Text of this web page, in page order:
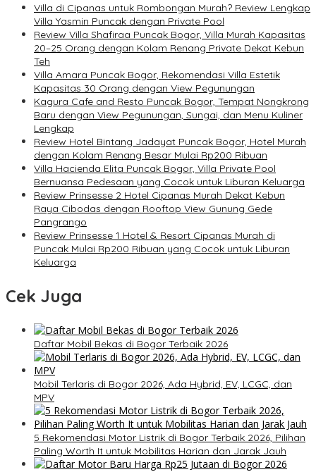
Villa di Cipanas untuk Rombongan Murah? Review Lengkap
Villa Yasmin Puncak dengan Private Pool
Review Villa Shafiraa Puncak Bogor, Villa Murah Kapasitas
20–25 Orang dengan Kolam Renang Private Dekat Kebun
Teh
Villa Amara Puncak Bogor, Rekomendasi Villa Estetik
Kapasitas 30 Orang dengan View Pegunungan
Kagura Cafe and Resto Puncak Bogor, Tempat Nongkrong
Baru dengan View Pegunungan, Sungai, dan Menu Kuliner
Lengkap
Review Hotel Bintang Jadayat Puncak Bogor, Hotel Murah
dengan Kolam Renang Besar Mulai Rp200 Ribuan
Villa Hacienda Elita Puncak Bogor, Villa Private Pool
Bernuansa Pedesaan yang Cocok untuk Liburan Keluarga
Review Prinsesse 2 Hotel Cipanas Murah Dekat Kebun
Raya Cibodas dengan Rooftop View Gunung Gede
Pangrango
Review Prinsesse 1 Hotel & Resort Cipanas Murah di
Puncak Mulai Rp200 Ribuan yang Cocok untuk Liburan
Keluarga
Cek Juga
Daftar Mobil Bekas di Bogor Terbaik 2026
Mobil Terlaris di Bogor 2026, Ada Hybrid, EV, LCGC, dan
MPV
5 Rekomendasi Motor Listrik di Bogor Terbaik 2026, Pilihan
Paling Worth It untuk Mobilitas Harian dan Jarak Jauh